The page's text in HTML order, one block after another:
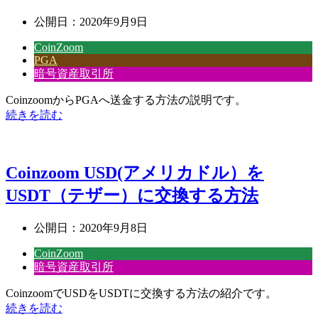
公開日： 2020年9月9日
CoinZoom
PGA
暗号資産取引所
CoinzoomからPGAへ送金する方法の説明です。
続きを読む
Coinzoom USD(アメリカドル）を
USDT（テザー）に交換する方法
公開日： 2020年9月8日
CoinZoom
暗号資産取引所
CoinzoomでUSDをUSDTに交換する方法の紹介です。
続きを読む